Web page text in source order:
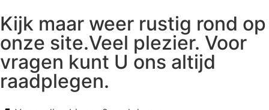
Kijk maar weer rustig rond op
onze site.Veel plezier. Voor
vragen kunt U ons altijd
raadplegen.